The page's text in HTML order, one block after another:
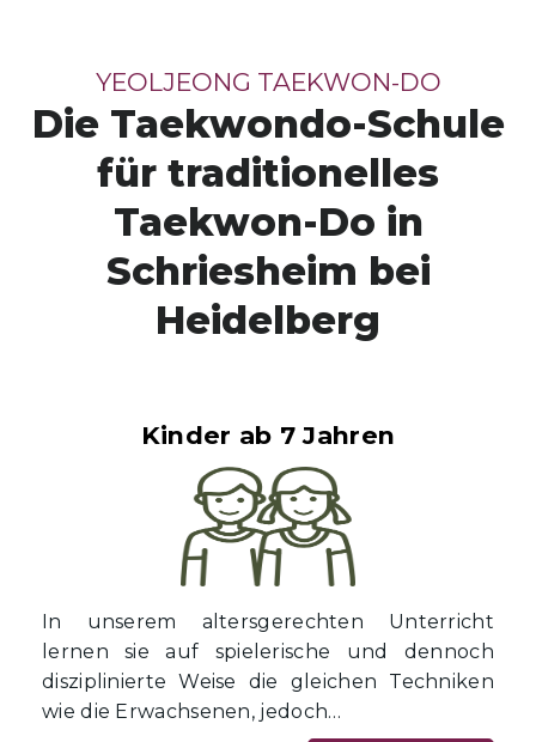
YEOLJEONG TAEKWON-DO
Die Taekwondo-Schule
für traditionelles
Taekwon-Do in
Schriesheim bei
Heidelberg
Kinder ab 7 Jahren
In unserem altersgerechten Unterricht
lernen sie auf spielerische und dennoch
disziplinierte Weise die gleichen Techniken
wie die Erwachsenen, jedoch…